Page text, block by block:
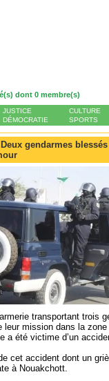
dont 0 membre(s)
JUSTICE
DÉMOCRATIE
CULTURE
SPORTS
Deux gendarmes
transportant trois
leur mission dans la
a été victime d’un
cet accident dont un
à Nouakchott.